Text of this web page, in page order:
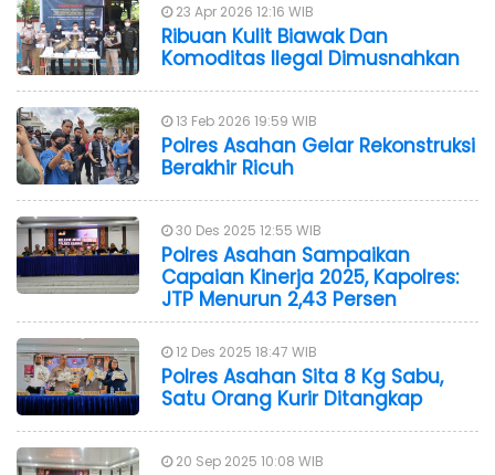
23 Apr 2026 12:16 WIB
Ribuan Kulit Biawak Dan
Komoditas Ilegal Dimusnahkan
13 Feb 2026 19:59 WIB
Polres Asahan Gelar Rekonstruksi
Berakhir Ricuh
30 Des 2025 12:55 WIB
Polres Asahan Sampaikan
Capaian Kinerja 2025, Kapolres:
JTP Menurun 2,43 Persen
12 Des 2025 18:47 WIB
Polres Asahan Sita 8 Kg Sabu,
Satu Orang Kurir Ditangkap
20 Sep 2025 10:08 WIB